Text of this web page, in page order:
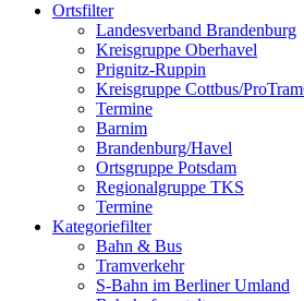
Ortsfilter
Landesverband Brandenburg
Kreisgruppe Oberhavel
Prignitz-Ruppin
Kreisgruppe Cottbus/
Termine
Barnim
Brandenburg/Havel
Ortsgruppe Potsdam
Regionalgruppe TKS
Termine
Kategoriefilter
Bahn & Bus
Tramverkehr
S-Bahn im Berliner Umland